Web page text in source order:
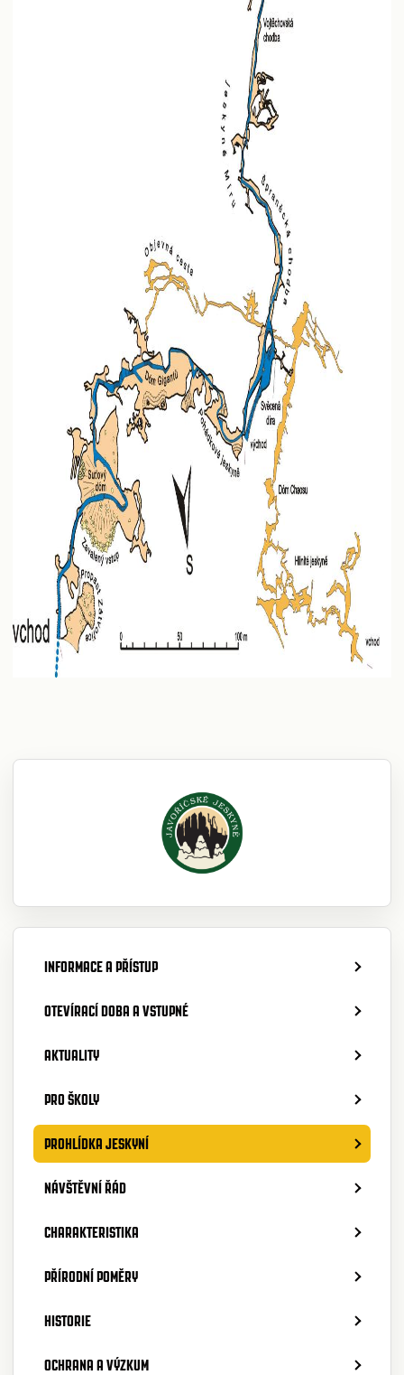
INFORMACE A PŘÍSTUP
OTEVÍRACÍ DOBA A VSTUPNÉ
AKTUALITY
PRO ŠKOLY
PROHLÍDKA JESKYNÍ
NÁVŠTĚVNÍ ŘÁD
CHARAKTERISTIKA
PŘÍRODNÍ POMĚRY
HISTORIE
OCHRANA A VÝZKUM